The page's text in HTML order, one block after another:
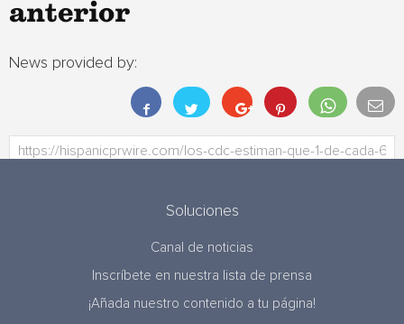
anterior
News provided by:
Soluciones
Canal de noticias
Inscríbete en nuestra lista de prensa
¡Añada nuestro contenido a tu página!